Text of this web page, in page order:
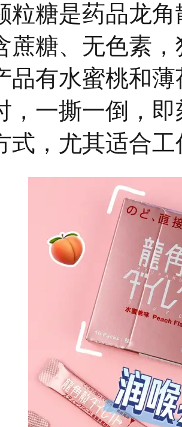
粒糖是药品龙
蔗糖、无色素
品有水蜜桃和
，一撕一倒，
式，尤其适合